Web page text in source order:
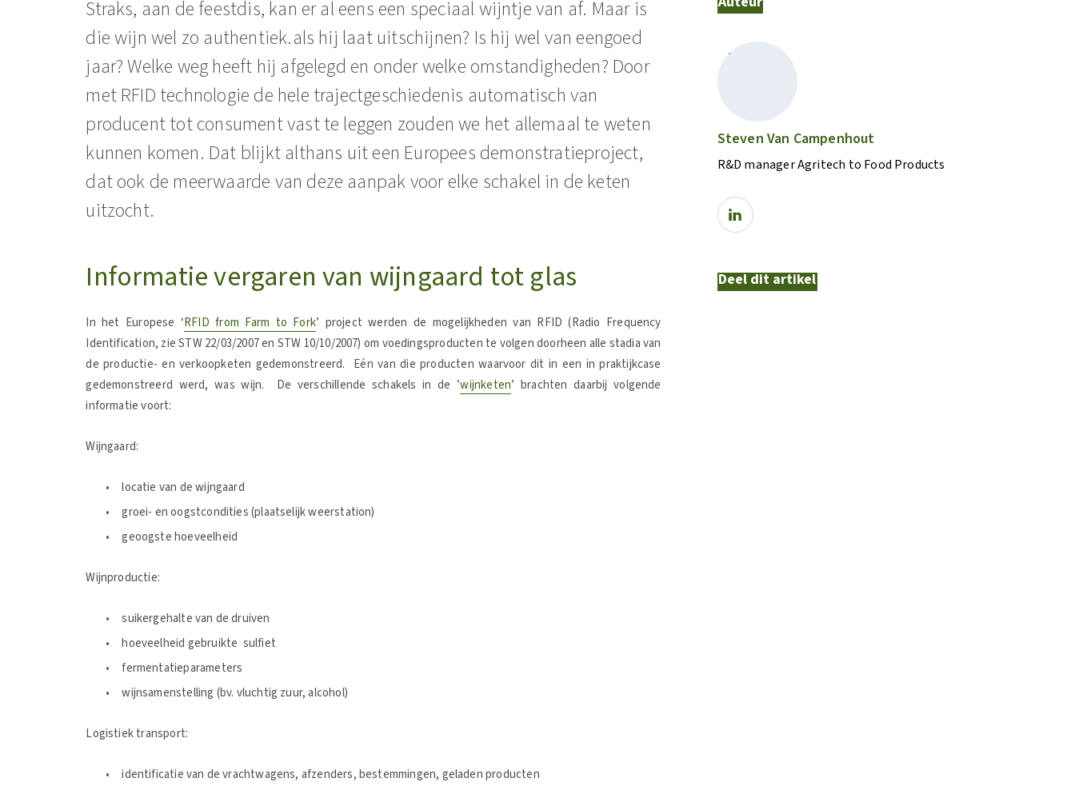
Straks, aan de feestdis, kan er al eens een speciaal wijntje van af. Maar is
die wijn wel zo authentiek.als hij laat uitschijnen? Is hij wel van eengoed
jaar? Welke weg heeft hij afgelegd en onder welke omstandigheden? Door
met RFID technologie de hele trajectgeschiedenis automatisch van
producent tot consument vast te leggen zouden we het allemaal te weten
kunnen komen. Dat blijkt althans uit een Europees demonstratieproject,
dat ook de meerwaarde van deze aanpak voor elke schakel in de keten
uitzocht.
Informatie vergaren van wijngaard tot glas
In het Europese ‘RFID from Farm to Fork’ project werden de mogelijkheden van RFID (Radio Frequency
Identification, zie STW 22/03/2007 en STW 10/10/2007) om voedingsproducten te volgen doorheen alle stadia van
de productie- en verkoopketen gedemonstreerd. Eén van die producten waarvoor dit in een in praktijkcase
gedemonstreerd werd, was wijn. De verschillende schakels in de ’wijnketen’ brachten daarbij volgende
informatie voort:
Wijngaard:
locatie van de wijngaard
groei- en oogstcondities (plaatselijk weerstation)
geoogste hoeveelheid
Wijnproductie:
suikergehalte van de druiven
hoeveelheid gebruikte sulfiet
fermentatieparameters
wijnsamenstelling (bv. vluchtig zuur, alcohol)
Logistiek transport:
identificatie van de vrachtwagens, afzenders, bestemmingen, geladen producten
Steven Van Campenhout
R&D manager Agritech to Food Products
Deel dit artikel